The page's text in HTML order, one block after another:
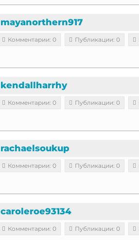
mayanorthern917
Комментарии: 0 Публикации: 0
kendallharrhy
Комментарии: 0 Публикации: 0
rachaelsoukup
Комментарии: 0 Публикации: 0
caroleroe93134
Комментарии: 0 Публикации: 0